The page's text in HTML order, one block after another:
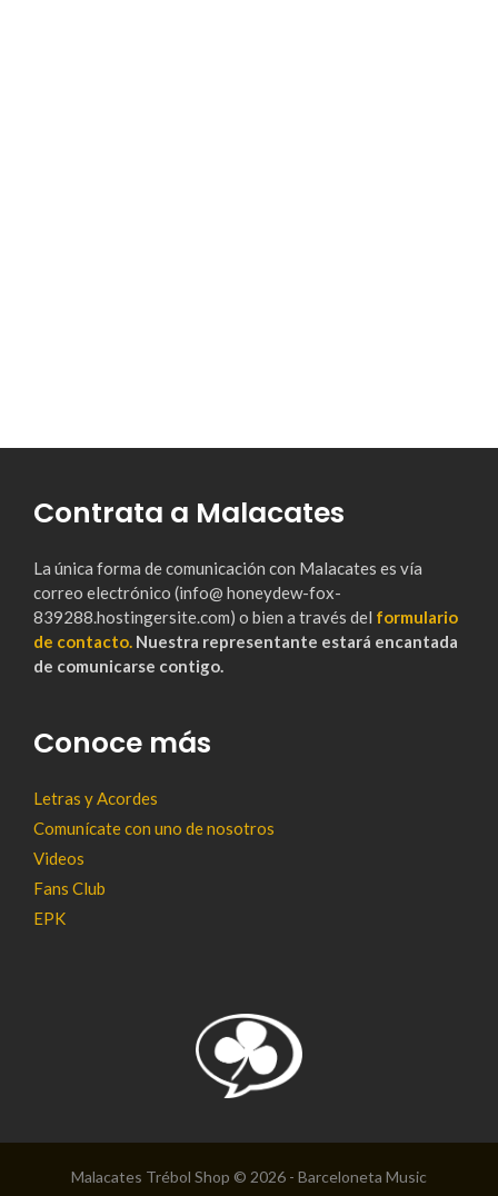
Contrata a Malacates
La única forma de comunicación con Malacates es vía
correo electrónico (info@ honeydew-fox-
839288.hostingersite.com) o bien a través del formulario
de contacto. Nuestra representante estará encantada
de comunicarse contigo.
Conoce más
Letras y Acordes
Comunícate con uno de nosotros
Videos
Fans Club
EPK
Malacates Trébol Shop © 2026 - Barceloneta Music